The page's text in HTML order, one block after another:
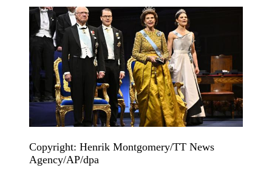
Copyright: Henrik Montgomery/TT News
Agency/AP/dpa